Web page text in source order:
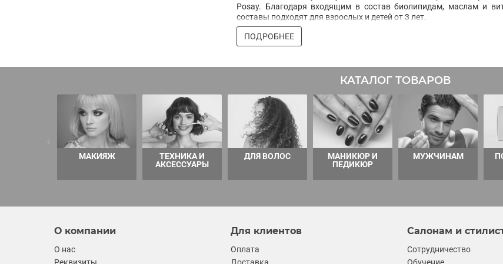
Posay. Благодаря входящим в состав биолипидам, маслам и
составы подходят для взрослых и детей от 3 лет.
ПОДРОБНЕЕ
КАТАЛОГ ТОВАРОВ
МАКИЯЖ
ТЕХНИКА И
АКСЕССУАРЫ
ДЛЯ ВОЛОС
МАНИКЮР И
ПЕДИКЮР
МУЖЧИНАМ
О компании
О нас
Реквизиты
Для клиентов
Оплата
Доставка
Салонам и
Сотрудничество
Обучение